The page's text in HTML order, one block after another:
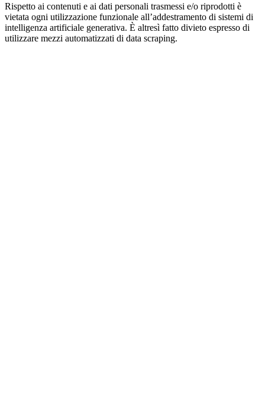
Rispetto ai contenuti e ai dati personali trasmessi e/o riprodotti è
vietata ogni utilizzazione funzionale all’addestramento di sistemi di
intelligenza artificiale generativa. È altresì fatto divieto espresso di
utilizzare mezzi automatizzati di data scraping.